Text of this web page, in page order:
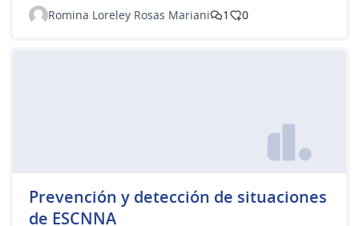
Romina Loreley Rosas Mariani 1 0
Prevención y detección de situaciones
de ESCNNA